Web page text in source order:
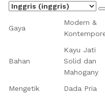
Gaya
Modern &
Bahan
Kayu Jati
Solid dan
Mahogany
Mengetik
Dada Pria